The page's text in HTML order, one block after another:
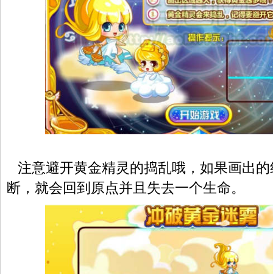
注意避开黄金精灵的捣乱哦，如果画出
断，就会回到原点并且失去一个生命。